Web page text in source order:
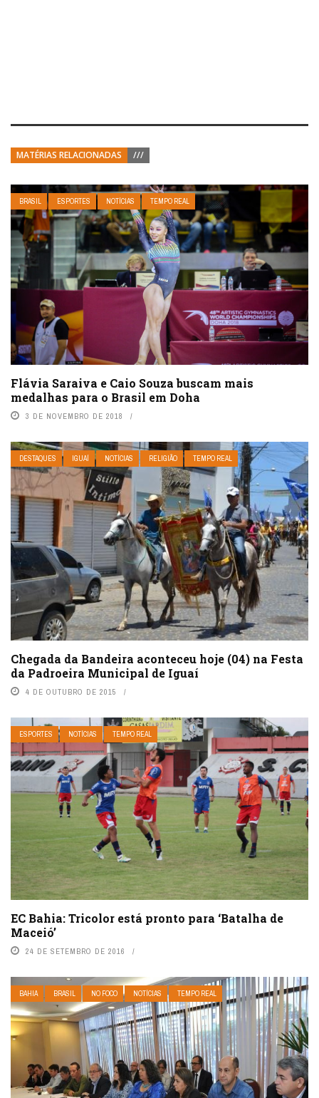
MATÉRIAS RELACIONADAS ///
BRASIL ESPORTES NOTÍCIAS TEMPO REAL
Flávia Saraiva e Caio Souza buscam mais
medalhas para o Brasil em Doha
3 DE NOVEMBRO DE 2018
DESTAQUES IGUAÍ NOTÍCIAS RELIGIÃO TEMPO REAL
Chegada da Bandeira aconteceu hoje (04) na Festa
da Padroeira Municipal de Iguaí
4 DE OUTUBRO DE 2015
ESPORTES NOTÍCIAS TEMPO REAL
EC Bahia: Tricolor está pronto para ‘Batalha de
Maceió’
24 DE SETEMBRO DE 2016
BAHIA BRASIL NO FOCO NOTÍCIAS TEMPO REAL